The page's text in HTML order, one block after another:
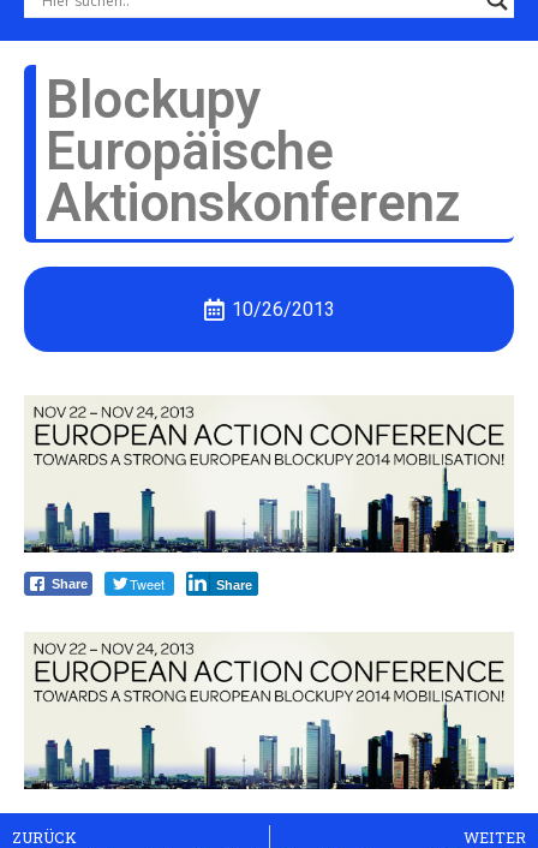
Blockupy
Europäische
Aktionskonferenz
10/26/2013
Share Tweet Share
ZURÜCK WEITER